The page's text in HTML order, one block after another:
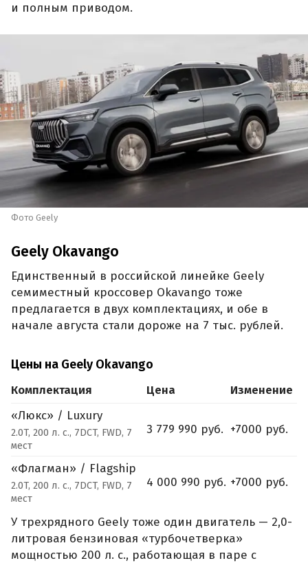
и полным приводом.
Фото Geely
Geely Okavango
Единственный в российской линейке Geely
семиместный кроссовер Okavango тоже
предлагается в двух комплектациях, и обе в
начале августа стали дороже на 7 тыс. рублей.
Цены на Geely Okavango
Комплектация Цена
Изменение
«Люкс» / Luxury
2.0T, 200 л. с., 7DCT, FWD, 7
мест
3 779 990 руб. +7000 руб.
«Флагман» / Flagship
2.0T, 200 л. с., 7DCT, FWD, 7
мест
4 000 990 руб. +7000 руб.
У трехрядного Geely тоже один двигатель — 2,0-
литровая бензиновая «турбочетверка»
мощностью 200 л. с., работающая в паре с